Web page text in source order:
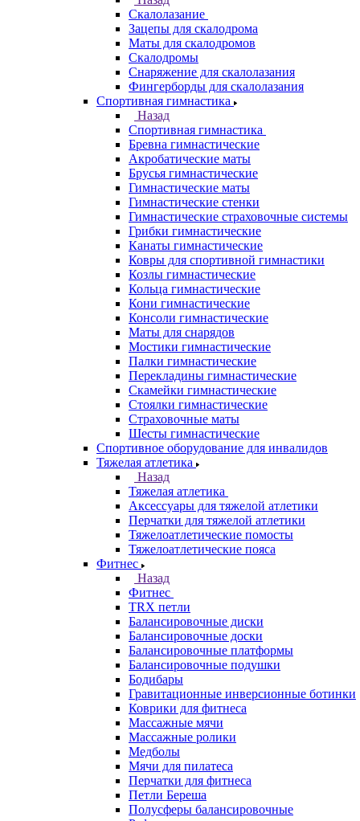
Скалолазание
Зацепы для скалодрома
Маты для скалодромов
Скалодромы
Снаряжение для скалолазания
Фингерборды для скалолазания
Спортивная гимнастика
Назад
Спортивная гимнастика
Бревна гимнастические
Акробатические маты
Брусья гимнастические
Гимнастические маты
Гимнастические стенки
Гимнастические страховочные системы
Грибки гимнастические
Канаты гимнастические
Ковры для спортивной гимнастики
Козлы гимнастические
Кольца гимнастические
Кони гимнастические
Консоли гимнастические
Маты для снарядов
Мостики гимнастические
Палки гимнастические
Перекладины гимнастические
Скамейки гимнастические
Стоялки гимнастические
Страховочные маты
Шесты гимнастические
Спортивное оборудование для инвалидов
Тяжелая атлетика
Назад
Тяжелая атлетика
Аксессуары для тяжелой атлетики
Перчатки для тяжелой атлетики
Тяжелоатлетические помосты
Тяжелоатлетические пояса
Фитнес
Назад
Фитнес
TRX петли
Балансировочные диски
Балансировочные доски
Балансировочные платформы
Балансировочные подушки
Бодибары
Гравитационные инверсионные ботинки
Коврики для фитнеса
Массажные мячи
Массажные ролики
Медболы
Мячи для пилатеса
Перчатки для фитнеса
Петли Береша
Полусферы балансировочные